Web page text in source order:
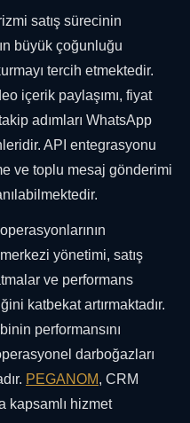
satış sürecinin
büyük çoğunluğu
tercih etmektedir.
içerik paylaşımı, fiyat
adımları WhatsApp
API entegrasyonu
ve toplu mesaj gönderimi
yönetimi, satış
ve performans
katbekat artırmaktadır.
performansını
darboğazları
PEGANOM, CRM
kapsamlı hizmet